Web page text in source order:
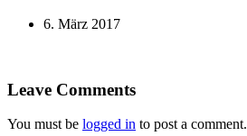
6. März 2017
Leave Comments
You must be logged in to post a comment.